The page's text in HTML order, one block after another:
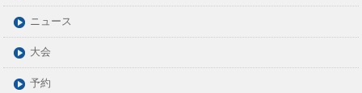
2023年11月
2023年10月
2023年09月
2023年08月
ニュース
大会
予約